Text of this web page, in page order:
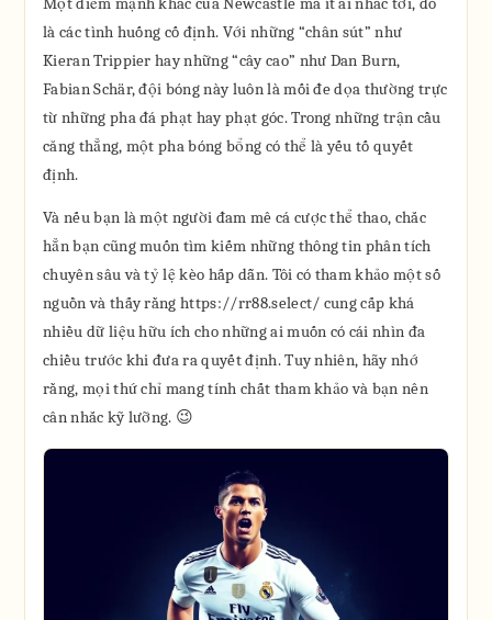
là các tình huống cố định. Với những “chân sút” như
Kieran Trippier hay những “cây cao” như Dan Burn,
Fabian Schär, đội bóng này luôn là mối đe dọa thường trực
từ những pha đá phạt hay phạt góc. Trong những trận cầu
căng thẳng, một pha bóng bổng có thể là yếu tố quyết
định.
Và nếu bạn là một người đam mê cá cược thể thao, chắc
hẳn bạn cũng muốn tìm kiếm những thông tin phân tích
chuyên sâu và tỷ lệ kèo hấp dẫn. Tôi có tham khảo một số
nguồn và thấy rằng https://rr88.select/ cung cấp khá
nhiều dữ liệu hữu ích cho những ai muốn có cái nhìn đa
chiều trước khi đưa ra quyết định. Tuy nhiên, hãy nhớ
rằng, mọi thứ chỉ mang tính chất tham khảo và bạn nên
cân nhắc kỹ lưỡng. 😉